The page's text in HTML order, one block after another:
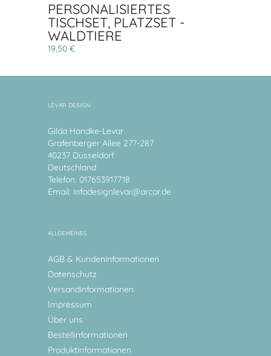
PERSONALISIERTES
TISCHSET, PLATZSET -
WALDTIERE
19,50 €
LEVAR DESIGN
Gilda Handke-Levar
Grafenberger Allee 277-287
40237 Düsseldorf
Deutschland
Telefon: 017653917718
Email: infodesignlevar@arcor.de
ALLGEMEINES
AGB & Kundeninformationen
Datenschutz
Versandinformationen
Impressum
Über uns
Bestellinformationen
Produktinformationen